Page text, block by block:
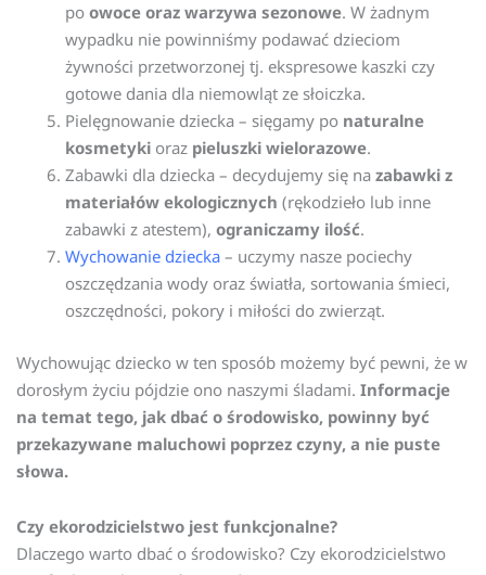
po owoce oraz warzywa sezonowe. W żadnym
wypadku nie powinniśmy podawać dzieciom
żywności przetworzonej tj. ekspresowe kaszki czy
gotowe dania dla niemowląt ze słoiczka.
Pielęgnowanie dziecka – sięgamy po naturalne
kosmetyki oraz pieluszki wielorazowe.
Zabawki dla dziecka – decydujemy się na zabawki z
materiałów ekologicznych (rękodzieło lub inne
zabawki z atestem), ograniczamy ilość.
Wychowanie dziecka – uczymy nasze pociechy
oszczędzania wody oraz światła, sortowania śmieci,
oszczędności, pokory i miłości do zwierząt.
Wychowując dziecko w ten sposób możemy być pewni, że w
dorosłym życiu pójdzie ono naszymi śladami. Informacje
na temat tego, jak dbać o środowisko, powinny być
przekazywane maluchowi poprzez czyny, a nie puste
słowa.
Czy ekorodzicielstwo jest funkcjonalne?
Dlaczego warto dbać o środowisko? Czy ekorodzicielstwo